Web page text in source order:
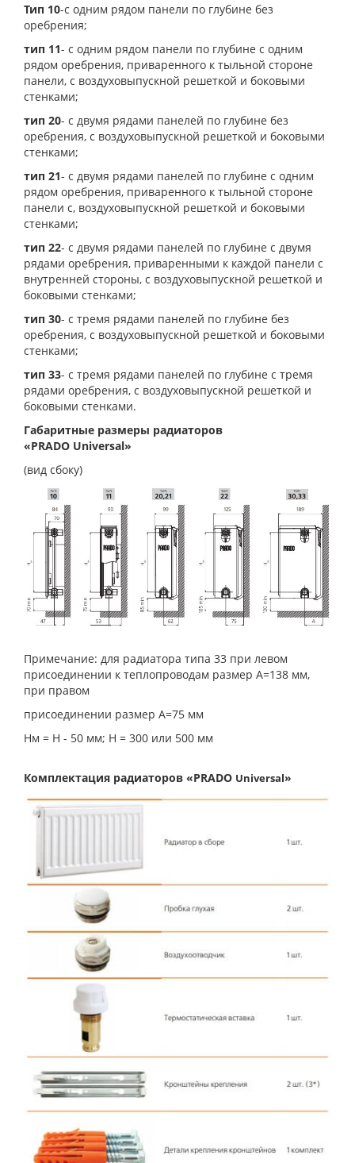
Тип 10-с одним рядом панели по глубине без
оребрения;
тип 11- с одним рядом панели по глубине с одним
рядом оребрения, приваренного к тыльной стороне
панели, с воздуховыпускной решеткой и боковыми
стенками;
тип 20- с двумя рядами панелей по глубине без
оребрения, с воздуховыпускной решеткой и боковыми
стенками;
тип 21- с двумя рядами панелей по глубине с одним
рядом оребрения, приваренного к тыльной стороне
панели с, воздуховыпускной решеткой и боковыми
стенками;
тип 22- с двумя рядами панелей по глубине с двумя
рядами оребрения, приваренными к каждой панели с
внутренней стороны, с воздуховыпускной решеткой и
боковыми стенками;
тип 30- с тремя рядами панелей по глубине без
оребрения, с воздуховыпускной решеткой и боковыми
стенками;
тип 33- с тремя рядами панелей по глубине с тремя
рядами оребрения, с воздуховыпускной решеткой и
боковыми стенками.
Габаритные размеры радиаторов
«PRADO Universal»
(вид сбоку)
Примечание: для радиатора типа 33 при левом
присоединении к теплопроводам размер А=138 мм,
при правом
присоединении размер А=75 мм
Нм = Н - 50 мм; Н = 300 или 500 мм
Комплектация радиаторов «PRADO Universal»